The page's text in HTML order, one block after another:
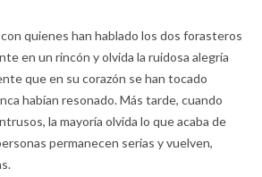
quienes han hablado los dos forasteros
en un rincón y olvida la ruidosa alegría
que en su corazón se han tocado
habían resonado. Más tarde, cuando
la mayoría olvida lo que acaba de
permanecen serias y vuelven,